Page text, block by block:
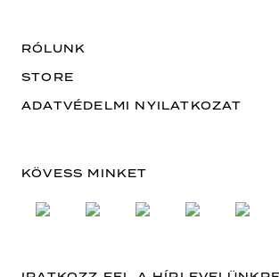
RÓLUNK
STORE
ADATVÉDELMI NYILATKOZAT
KÖVESS MINKET